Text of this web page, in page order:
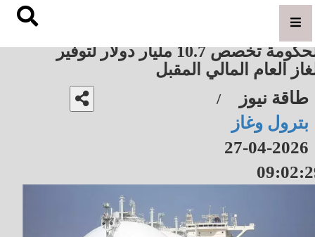
الحكومة تخصص 10.7 مليار دولار لتوفير
العام المالي المقبل
طاقة نيوز /
بترول وغاز
2026-04-27